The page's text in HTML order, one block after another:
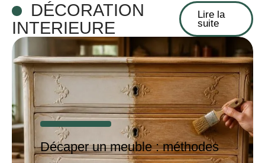
DÉCORATION
INTERIEURE
Lire la
suite
Décaper un meuble : méthodes